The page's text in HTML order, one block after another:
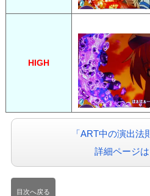
HIGH
「ART中の演出法
詳細ページ
目次へ戻る